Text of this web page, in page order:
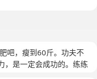
吧，瘦到60斤。功夫不
，是一定会成功的。练练